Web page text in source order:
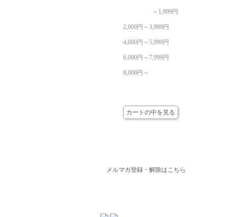
～1,999円
2,000円～3,999円
4,000円～5,999円
6,000円～7,999円
8,000円～
カートの中を見る
メルマガ登録・解除はこちら